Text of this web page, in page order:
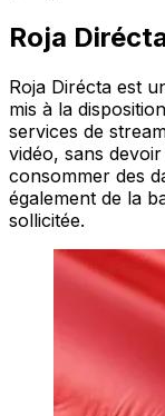
Roja
Roja Dirécta est
mis à la
services de
vidéo, sans
consommer des
également de la
sollicitée.